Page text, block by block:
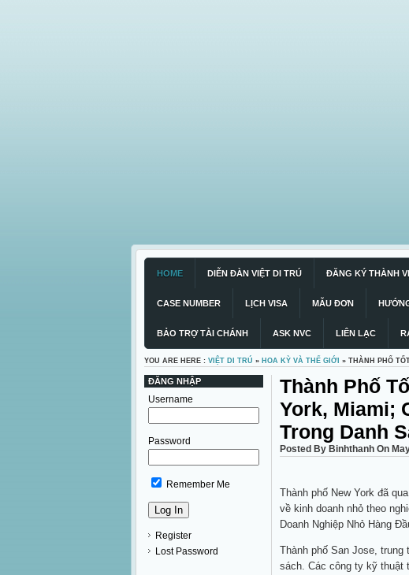
HOME DIỄN ĐÀN VIỆT DI TRÚ ĐĂNG KÝ THÀNH
CASE NUMBER LỊCH VISA MẪU ĐƠN
BẢO TRỢ TÀI CHÁNH ASK NVC LIÊN LẠC
YOU ARE HERE : VIỆT DI TRÚ » HOA KỲ VÀ THẾ GIỚI » THÀNH PHỐ
ĐĂNG NHẬP
Username
Password
Remember Me
Register
Lost Password
Thành Phố
York, Miami;
Trong Danh
Posted By Binhthanh On
Thành phố New York đã
về kinh doanh nhỏ theo
Doanh Nghiệp Nhỏ Hàng
Thành phố San Jose,
sách. Các công ty kỹ thuật